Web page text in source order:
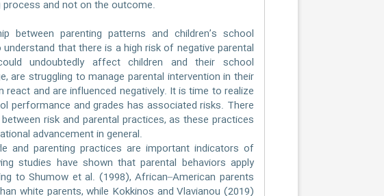
and not on the outcome.
parenting patterns and children’s school
that there is a high risk of negative parental
undoubtedly affect children and their school
are struggling to manage parental intervention in their
and are influenced negatively. It is time to realize
performance and grades has associated risks. There
risk and parental practices, as these practices
advancement in general.
parenting practices are important indicators of
studies have shown that parental behaviors apply
to Shumow et al. (1998), African–American parents
white parents, while Kokkinos and Vlavianou (2019)